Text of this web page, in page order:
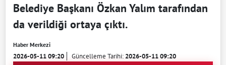
Belediye Başkanı Özkan Yalım tarafından
da verildiği ortaya çıktı.
Haber Merkezi
2026-05-11 09:20 Güncelleme Tarihi:2026-05-11 09:20